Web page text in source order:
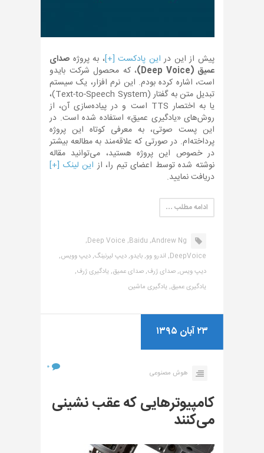
پیش از این در این پادکست [+]، به پروژه صدای
عمیق (Deep Voice)
، که محصول شرکت بایدو
است، اشاره کرده بودم. این نرم افزار، یک سیستم
تبدیل متن به گفتار (Text-to-Speech System)،
یا به اختصار TTS است و در پیاده‌سازی آن، از
روش‌های «یادگیری عمیق» استفاده شده است. در
این پست صوتی، به معرفی کوتاه این پروژه
پرداخته‌ام. در صورتی که علاقه‌مند به مطالعه بیشتر
در خصوص این پروژه هستید، می‌توانید مقاله
نوشته شده توسط اعضای تیم را، از این لینک [+]
دریافت نمایید.
ادامه مطلب …
Andrew Ng,
Baidu,
Deep Voice,
DeepVoice, اندرو وو,بایدو,دیپ لیرنینگ,دیپ وویس,
دیپ ویس,صدای ژرف,صدای عمیق, یادگیری ژرف,
یادگیری عمیق, یادگیری ماشین
۲۳ آبان ۱۳۹۵
هوش مصنوعی
۰
کامپیوترهایی که عقب نشینی
می‌کنند